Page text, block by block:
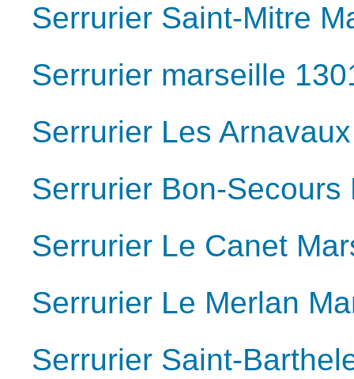
Serrurier Saint-Mitre
Serrurier marseille
Serrurier Les
Serrurier Bon-
Serrurier Le Canet
Serrurier Le Merlan
Serrurier Saint-